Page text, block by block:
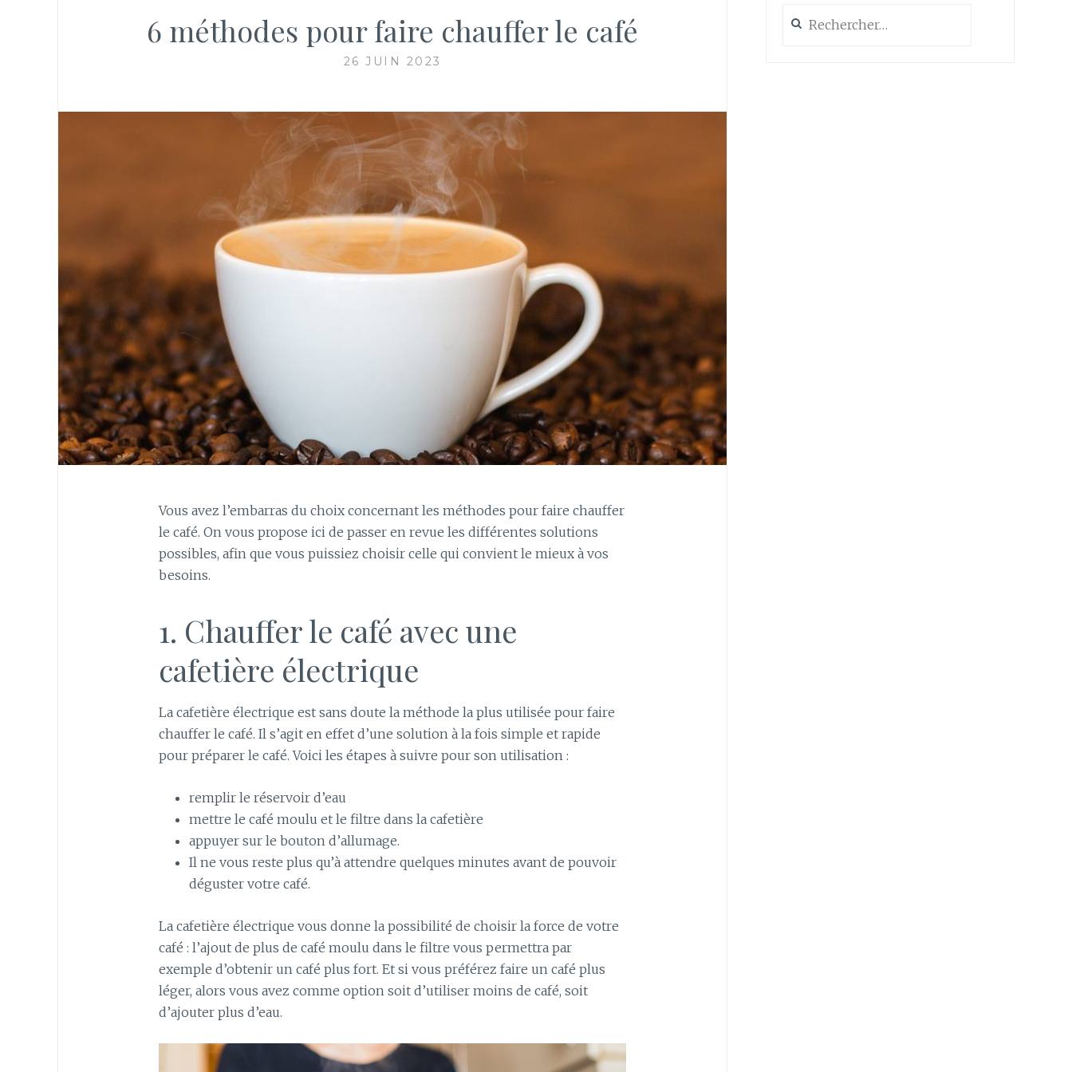
6 méthodes pour faire chauffer le café
26 JUIN 2023
Vous avez l’embarras du choix concernant les méthodes pour faire chauffer
le café. On vous propose ici de passer en revue les différentes solutions
possibles, afin que vous puissiez choisir celle qui convient le mieux à vos
besoins.
1. Chauffer le café avec une
cafetière électrique
La cafetière électrique est sans doute la méthode la plus utilisée pour faire
chauffer le café. Il s’agit en effet d’une solution à la fois simple et rapide
pour préparer le café. Voici les étapes à suivre pour son utilisation :
remplir le réservoir d’eau
mettre le café moulu et le filtre dans la cafetière
appuyer sur le bouton d’allumage.
Il ne vous reste plus qu’à attendre quelques minutes avant de pouvoir
déguster votre café.
La cafetière électrique vous donne la possibilité de choisir la force de votre
café : l’ajout de plus de café moulu dans le filtre vous permettra par
exemple d’obtenir un café plus fort. Et si vous préférez faire un café plus
léger, alors vous avez comme option soit d’utiliser moins de café, soit
d’ajouter plus d’eau.